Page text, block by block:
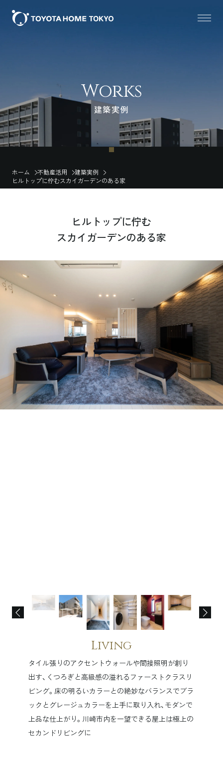
Works
建築実例
ホーム 不動産活用
建築実例
ヒルトップに佇むスカイガーデンのある家
ヒルトップに佇む
スカイガーデンのある家
Living
タイル張りのアクセントウォールや間接照明が創り
出す、くつろぎと高級感の溢れるファーストクラスリ
ビング。床の明るいカラーとの絶妙なバランスでブラ
ックとグレージュカラーを上手に取り入れ、モダンで
上品な仕上がり。川崎市内を一望できる屋上は極上の
セカンドリビングに